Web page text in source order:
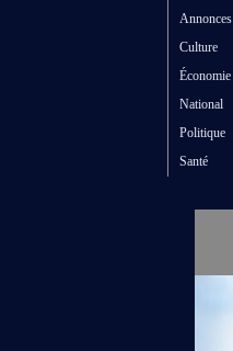
Annonces
Culture
Économie
National
Politique
Santé